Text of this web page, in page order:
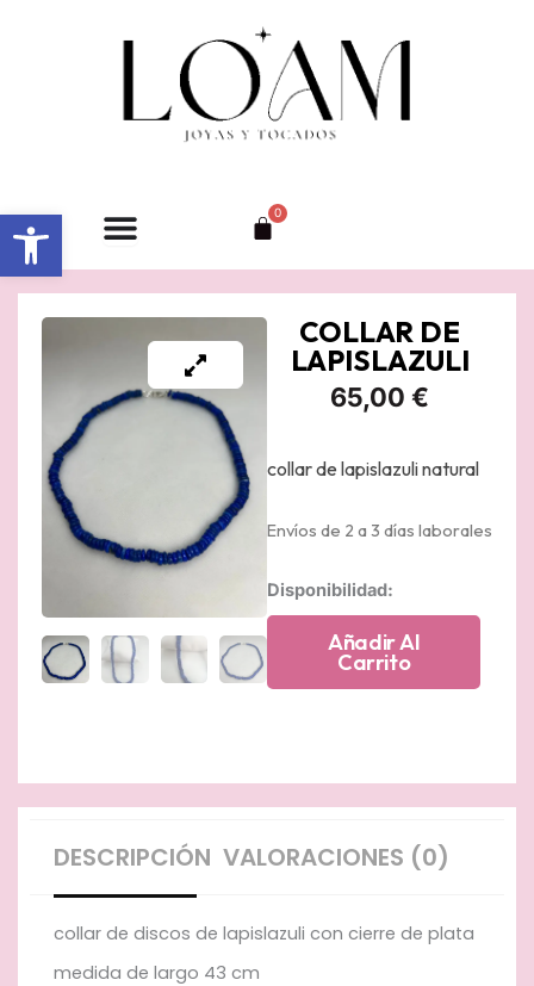
Abrir barra de herramientas 0
Carrito
COLLAR DE
LAPISLAZULI
65,00 €
collar de lapislazuli natural
Envíos de 2 a 3 días laborales
Disponibilidad:
collar
de
lapislazuliAñadir Al
Carrito
DESCRIPCIÓN VALORACIONES (0)
collar de discos de lapislazuli con cierre de plata
medida de largo 43 cm